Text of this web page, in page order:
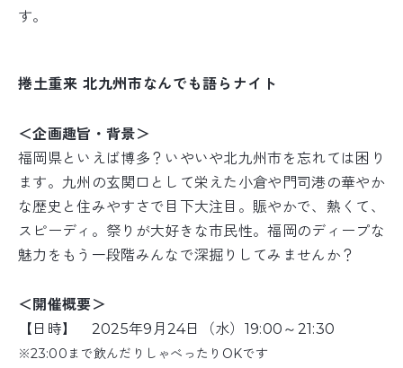
す。
捲土重来 北九州市なんでも語らナイト
＜企画趣旨・背景＞
福岡県といえば博多？いやいや北九州市を忘れては困り
ます。九州の玄関口として栄えた小倉や門司港の華やか
な歴史と住みやすさで目下大注目。賑やかで、熱くて、
スピーディ。祭りが大好きな市民性。福岡のディープな
魅力をもう一段階みんなで深掘りしてみませんか？
＜開催概要＞
【日時】 2025年9月24日（水）19:00～21:30
※23:00まで飲んだりしゃべったりOKです